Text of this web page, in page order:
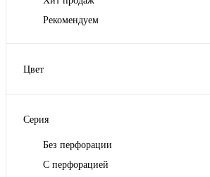
Рекомендуем
Цвет
Коричневый
Серия
Без перфорации
С перфорацией